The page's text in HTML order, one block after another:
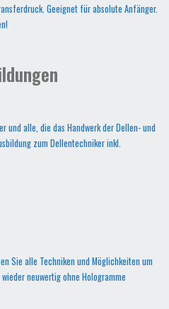
Geeignet für absolute Anfänger.
und alle, die das Handwerk der Dellen- und
zum Dellentechniker inkl.
Sie alle Techniken und Möglichkeiten um
neuwertig ohne Hologramme